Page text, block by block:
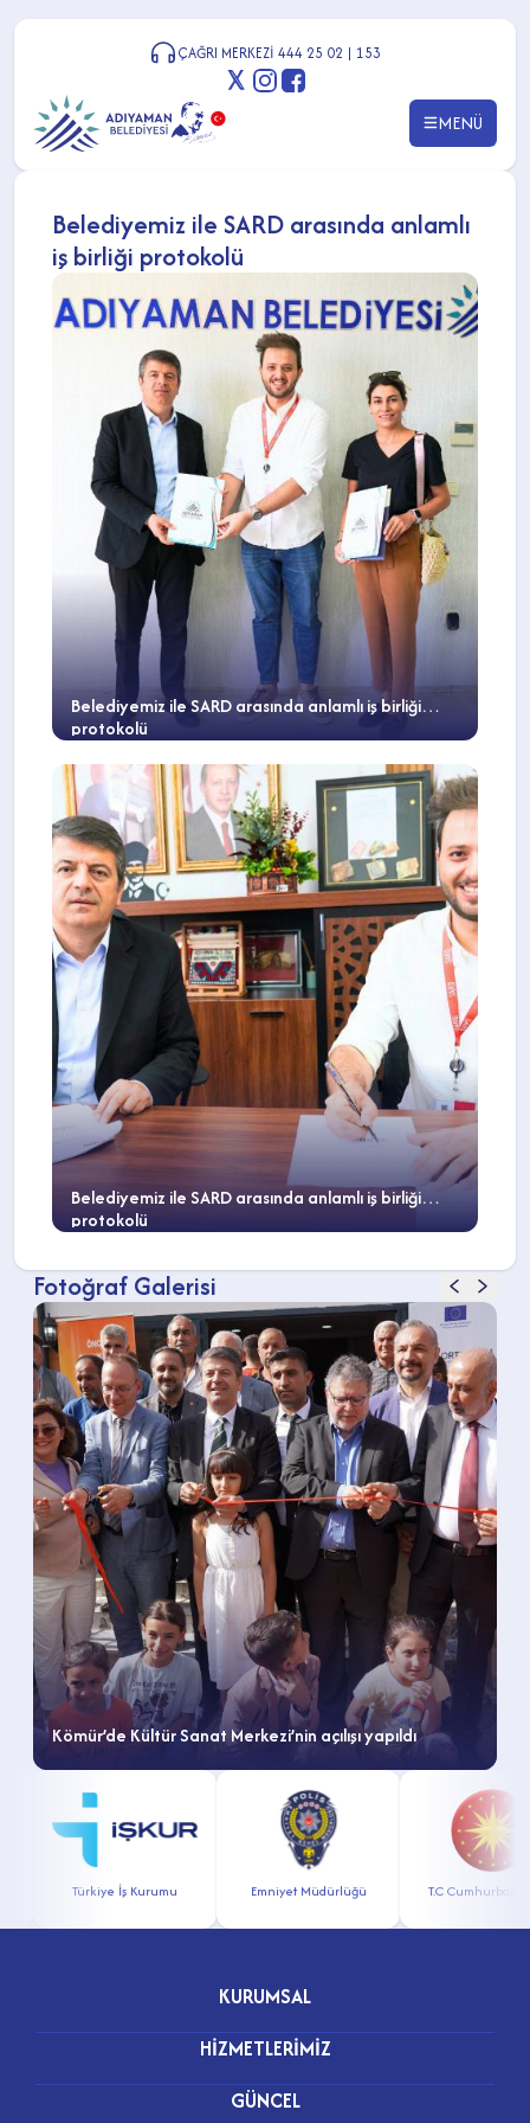
ÇAĞRI MERKEZİ 444 25 02 | 153
MENÜ
Belediyemiz ile SARD arasında anlamlı
iş birliği protokolü
Belediyemiz ile SARD arasında anlamlı iş birliği
protokolü
Belediyemiz ile SARD arasında anlamlı iş birliği
protokolü
Fotoğraf Galerisi
Kömür’de Kültür Sanat Merkezi’nin açılışı yapıldı
Türkiye İş Kurumu Emniyet Müdürlüğü T.C
KURUMSAL
HİZMETLERİMİZ
GÜNCEL